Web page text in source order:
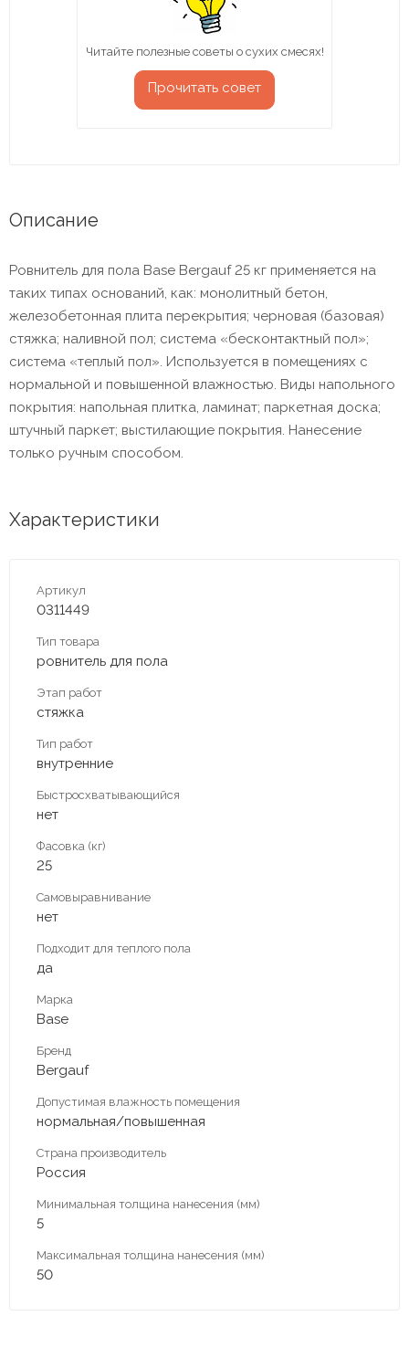
Читайте полезные советы о сухих смесях!
Прочитать совет
Описание
Ровнитель для пола Base Bergauf 25 кг применяется на
таких типах оснований, как: монолитный бетон,
железобетонная плита перекрытия; черновая (базовая)
стяжка; наливной пол; система «бесконтактный пол»;
система «теплый пол». Используется в помещениях с
нормальной и повышенной влажностью. Виды напольного
покрытия: напольная плитка, ламинат; паркетная доска;
штучный паркет; выстилающие покрытия. Нанесение
только ручным способом.
Характеристики
Артикул
0311449
Тип товара
ровнитель для пола
Этап работ
стяжка
Тип работ
внутренние
Быстросхватывающийся
нет
Фасовка (кг)
25
Самовыравнивание
нет
Подходит для теплого пола
да
Марка
Base
Бренд
Bergauf
Допустимая влажность помещения
нормальная/повышенная
Страна производитель
Россия
Минимальная толщина нанесения (мм)
5
Максимальная толщина нанесения (мм)
50